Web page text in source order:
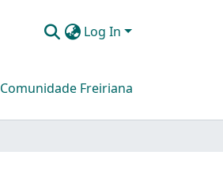
Log In
Comunidade Freiriana